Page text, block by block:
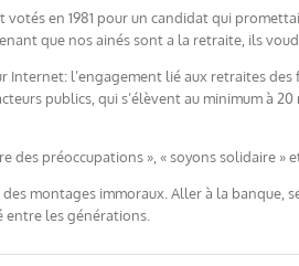
votés en 1981 pour un candidat qui
que nos ainés sont a la retraite, ils
Internet: l’engagement lié aux retraites
publics, qui s’élèvent au minimum à 20
des préoccupations », « soyons solidaire » et
des montages immoraux. Aller à la
entre les générations.